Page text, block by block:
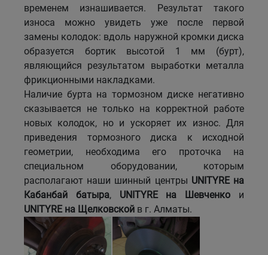
временем изнашивается. Результат такого
износа можно увидеть уже после первой
замены колодок: вдоль наружной кромки диска
образуется бортик высотой 1 мм (бурт),
являющийся результатом выработки металла
фрикционными накладками.
Наличие бурта на тормозном диске негативно
сказывается не только на корректной работе
новых колодок, но и ускоряет их износ. Для
приведения тормозного диска к исходной
геометрии, необходима его проточка на
специальном оборудовании, которым
располагают наши шинный центры UNITYRE на
Кабанбай батыра, UNITYRE на Шевченко и
UNITYRE на Щелковской в г. Алматы.
Талдыкорган
Тараз
Темиртау
Уральск
Усть-Каменогорск
Шымкент
Экибастуз
Бишкек